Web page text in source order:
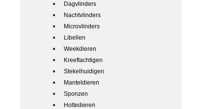
Dagvlinders
Nachtvlinders
Microvlinders
Libellen
Weekdieren
Kreeftachtigen
Stekelhuidigen
Manteldieren
Sponzen
Holtedieren